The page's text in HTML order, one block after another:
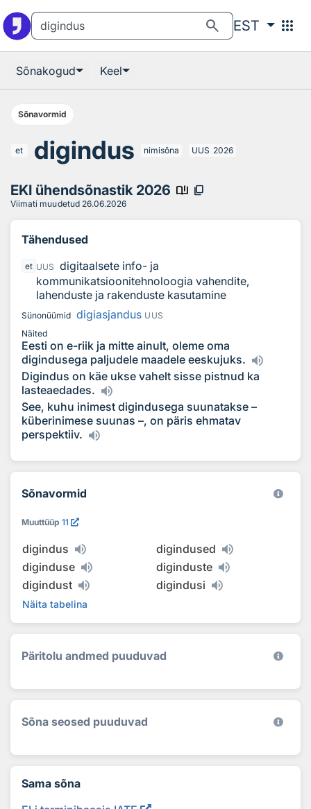
search EST apps
Sõnakogud Keel
Sõnavormid
et digindus nimisõna UUS 2026
EKI ühendsõnastik 2026 book_ribbon content_copy
Viimati muudetud 26.06.2026
Tähendused
et UUS
digitaalsete info- ja
kommunikatsioonitehnoloogia vahendite,
lahenduste ja rakenduste kasutamine
Sünonüümid digiasjandus UUS
Näited
Eesti on e-riik ja mitte ainult, oleme oma
digindusega paljudele maadele eeskujuks.
Digindus on käe ukse vahelt sisse pistnud ka
lasteaedades.
See, kuhu inimest digindusega suunatakse –
küberinimese suunas –, on päris ehmatav
perspektiiv.
Sõnavormid
Muuttüüp 11
digindus
digindused
diginduse
diginduste
digindust
digindusi
Näita tabelina
Päritolu andmed puuduvad
Sõna seosed puuduvad
Sama sõna